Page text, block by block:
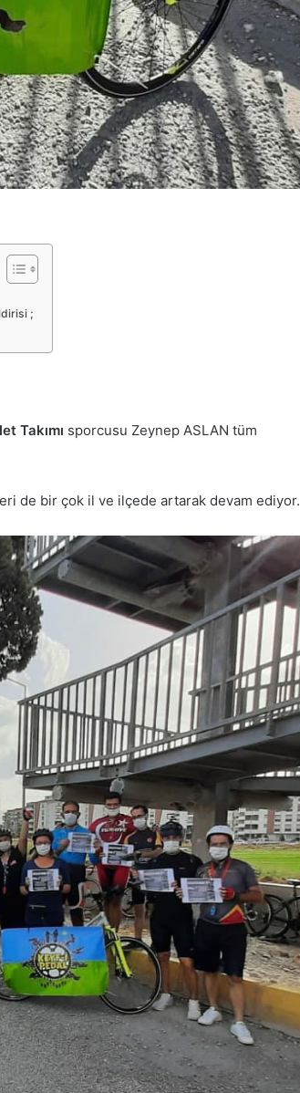
;
Takımı sporcusu Zeynep ASLAN tüm
de bir çok il ve ilçede artarak devam ediyor.